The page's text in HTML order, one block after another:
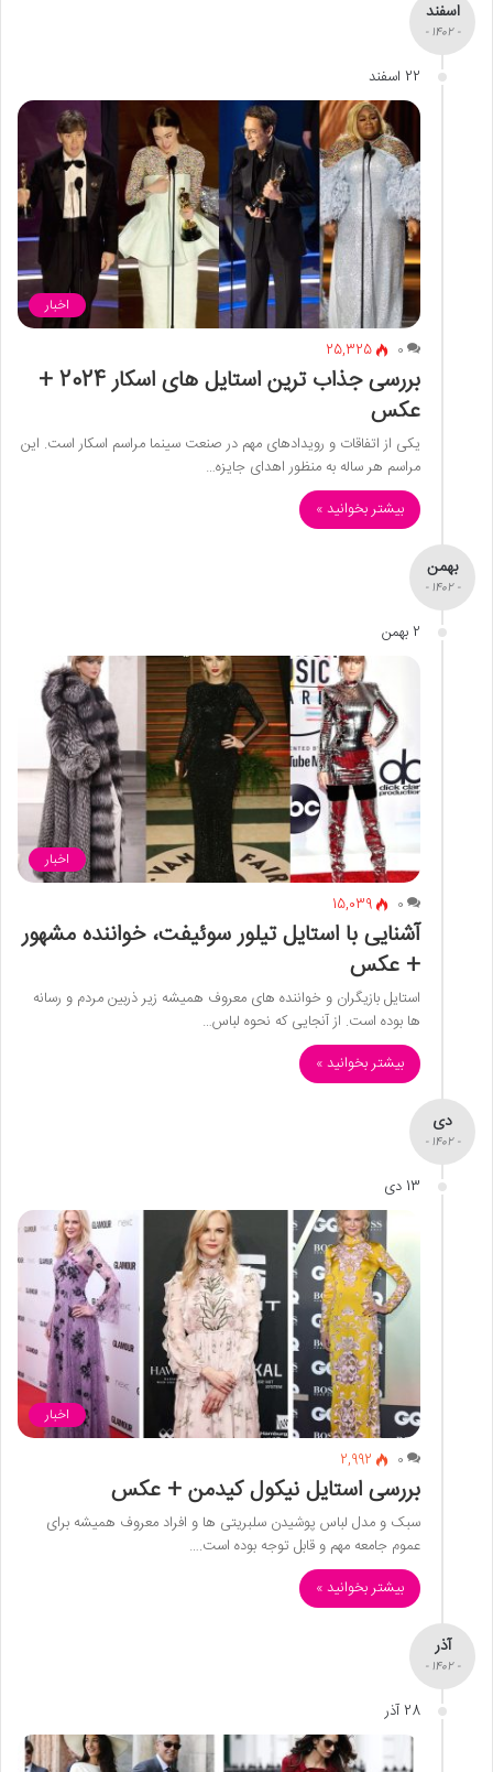
اسفند
- 1402 -
22 اسفند
اخبار
0
25,325
بررسی جذاب ترین استایل های اسکار 2024 +
عکس
یکی از اتفاقات و رویدادهای مهم در صنعت سینما مراسم اسکار است. این
مراسم هر ساله به منظور اهدای جایزه…
بیشتر بخوانید »
بهمن
- 1402 -
2 بهمن
اخبار
0
15,039
آشنایی با استایل تیلور سوئیفت، خواننده مشهور
+ عکس
استایل بازیگران و خواننده های معروف همیشه زیر ذربین مردم و رسانه
ها بوده است. از آنجایی که نحوه لباس…
بیشتر بخوانید »
دی
- 1402 -
13 دی
اخبار
0
2,992
بررسی استایل نیکول کیدمن + عکس
سبک و مدل لباس پوشیدن سلبریتی ها و افراد معروف همیشه برای
عموم جامعه مهم و قابل توجه بوده است.…
بیشتر بخوانید »
آذر
- 1402 -
28 آذر